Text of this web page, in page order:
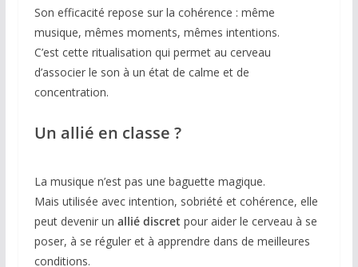
Son efficacité repose sur la cohérence : même
musique, mêmes moments, mêmes intentions.
C’est cette ritualisation qui permet au cerveau
d’associer le son à un état de calme et de
concentration.
Un allié en classe ?
La musique n’est pas une baguette magique.
Mais utilisée avec intention, sobriété et cohérence, elle
peut devenir un allié discret pour aider le cerveau à se
poser, à se réguler et à apprendre dans de meilleures
conditions.